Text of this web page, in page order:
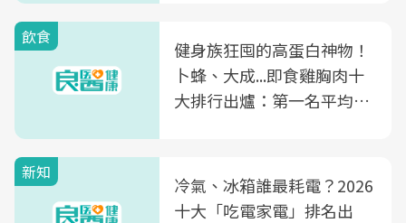
飲食
健身族狂囤的高蛋白神物！
卜蜂、大成...即食雞胸肉十
大排行出爐：第一名平均一
新知
冷氣、冰箱誰最耗電？2026
十大「吃電家電」排名出